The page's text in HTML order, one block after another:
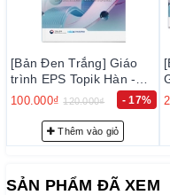
[Bản Đen Trắng] Combo
Giáo trình EPS Topik
Hàn - Anh Bản Mới 2024
NEW 한국어 표준교재
1+2 (일상생활 한국어)
200.000₫ 250.000₫ - 20%
Thêm vào giỏ
SẢN PHẨM ĐÃ XEM